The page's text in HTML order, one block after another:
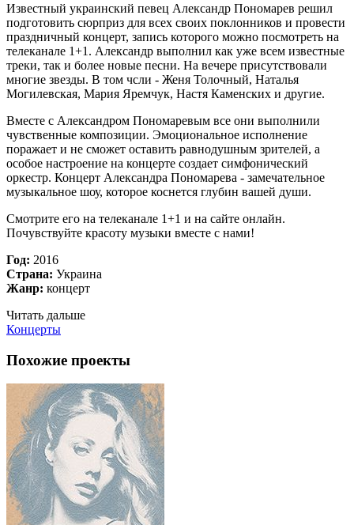
Известный украинский певец Александр Пономарев решил
подготовить сюрприз для всех своих поклонников и провести
праздничный концерт, запись которого можно посмотреть на
телеканале 1+1. Александр выполнил как уже всем известные
треки, так и более новые песни. На вечере присутствовали
многие звезды. В том чсли - Женя Толочный, Наталья
Могилевская, Мария Яремчук, Настя Каменских и другие.
Вместе с Александром Пономаревым все они выполнили
чувственные композиции. Эмоциональное исполнение
поражает и не сможет оставить равнодушным зрителей, а
особое настроение на концерте создает симфонический
оркестр. Концерт Александра Пономарева - замечательное
музыкальное шоу, которое коснется глубин вашей души.
Смотрите его на телеканале 1+1 и на сайте онлайн.
Почувствуйте красоту музыки вместе с нами!
Год: 2016
Страна: Украина
Жанр: концерт
Читать дальше
Концерты
Похожие проекты